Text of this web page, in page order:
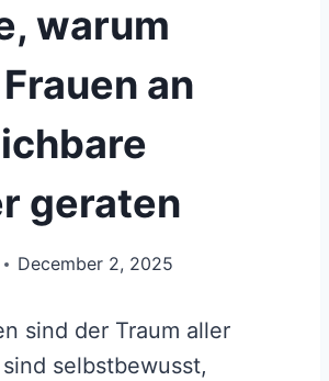
warum
an
geraten
December 2, 2025
sind der Traum aller
selbstbewusst,